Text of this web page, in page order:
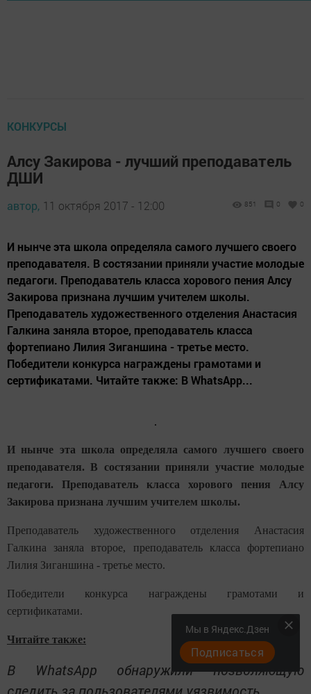
КОНКУРСЫ
Алсу Закирова - лучший преподаватель
ДШИ
автор, 11 октября 2017 - 12:00 851 0 0
И нынче эта школа определяла самого лучшего своего
преподавателя. В состязании приняли участие молодые
педагоги. Преподаватель класса хорового пения Алсу
Закирова признана лучшим учителем школы.
Преподаватель художественного отделения Анастасия
Галкина заняла второе, преподаватель класса
фортепиано Лилия Зиганшина - третье место.
Победители конкурса награждены грамотами и
сертификатами. Читайте также: В WhatsApp...
И нынче эта школа определяла самого лучшего своего
преподавателя. В состязании приняли участие молодые
педагоги. Преподаватель класса хорового пения Алсу
Закирова признана лучшим учителем школы.
Преподаватель художественного отделения Анастасия
Галкина заняла второе, преподаватель класса фортепиано
Лилия Зиганшина - третье место.
Победители конкурса награждены грамотами и
сертификатами.
Читайте также:
В WhatsApp обнаружили позволяющую
Мы в Яндекс.Дзен
Подписаться